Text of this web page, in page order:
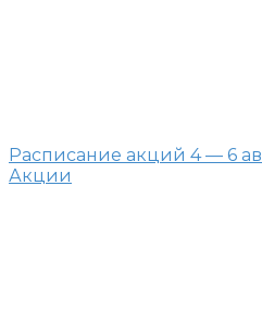
Расписание акций 4 — 6
Акции